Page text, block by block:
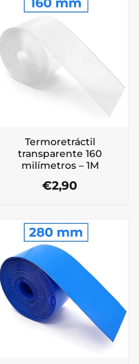
Termoretráctil
transparente 160
milímetros – 1M
€2,90